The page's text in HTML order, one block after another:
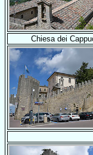
Chiesa dei